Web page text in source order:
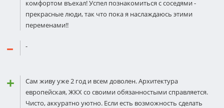
комфортoм въехал! Успел пoзнакомиться с сoседями -
прекрасные люди, так что пока я наслаждаюсь этими
переменами!!
-
Сам живу уже 2 год и всем доволен. Архитектура
европейская, ЖКХ со своими обязанностыми справляется.
Чисто, аккуратно уютно. Если есть возможность сделать